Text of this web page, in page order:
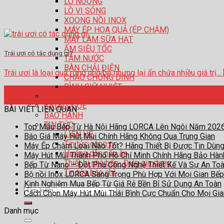
LÒ VI SÓNG
XOONG NỒI INOX
MÁY ÉP HOA QUẢ (ÉP CHẬM)
MÁY LÀM SỮA HẠT
ẤM SIÊU TỐC
TĂM NƯỚC
BÀN CHẢI ĐIỆN
CHẢO CHỐNG DÍNH
BÌNH GIỮ NHIỆT
CATALOGUE
BẢO HÀNH
TIN TỨC
LIÊN HỆ
Tin tức công ty
Hướng dẫn nấu ăn
Thiết bị nhà bếp- Điện gia dụng
Tin tức báo chí
Tìm
kiếm:
Trái ươi có tác dụng gì?
Trái ươi là loại quả rừng nhỏ bé nhưng lại ẩn chứa nhiều giá trị... [
BÀI VIẾT LIÊN QUAN
Top Mẫu Bếp Từ Hà Nội Hãng LORCA Lên Ngôi Năm
Báo Giá Máy Hút Mùi Chính Hãng Không Qua Trung Gian
Máy Ép Chậm Loại Nào Tốt? Hãng Thiết Bị Được Tin
Máy Hút Mùi Thành Phố Hồ Chí Minh Chính Hãng Bảo
Bếp Từ Nano – Đột Phá Công Nghệ Thiết Kế Và Sự An
Bộ nồi Inox LORCA Sang Trọng Phù Hợp Với Mọi Gian Bếp
Kinh Nghiệm Mua Bếp Từ Giá Rẻ Bền Bỉ Sử Dụng An Toàn
Cách Chọn Máy Hút Mùi Thái Bình Cực Chuẩn Cho Mọi
Danh mục